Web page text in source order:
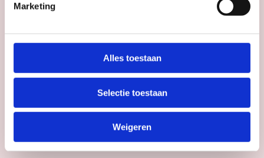
Marketing
Alles toestaan
Selectie toestaan
Weigeren
Utrecht